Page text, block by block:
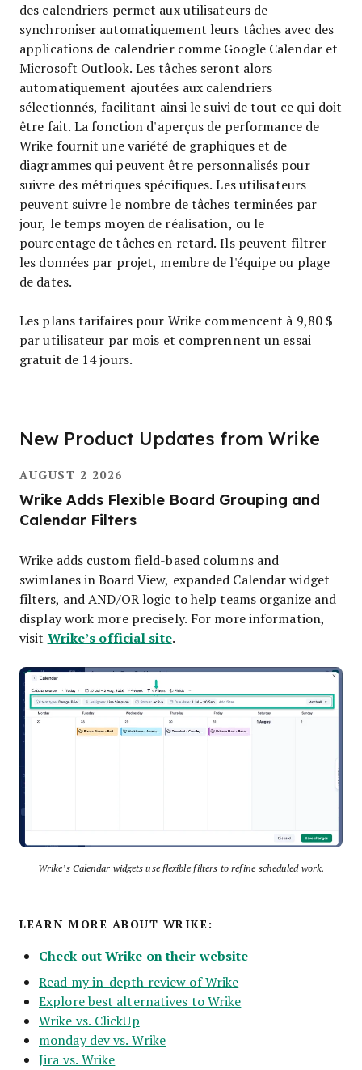
des calendriers permet aux utilisateurs de
synchroniser automatiquement leurs tâches avec des
applications de calendrier comme Google Calendar et
Microsoft Outlook. Les tâches seront alors
automatiquement ajoutées aux calendriers
sélectionnés, facilitant ainsi le suivi de tout ce qui doit
être fait. La fonction d'aperçus de performance de
Wrike fournit une variété de graphiques et de
diagrammes qui peuvent être personnalisés pour
suivre des métriques spécifiques. Les utilisateurs
peuvent suivre le nombre de tâches terminées par
jour, le temps moyen de réalisation, ou le
pourcentage de tâches en retard. Ils peuvent filtrer
les données par projet, membre de l'équipe ou plage
de dates.
Les plans tarifaires pour Wrike commencent à 9,80 $
par utilisateur par mois et comprennent un essai
gratuit de 14 jours.
New Product Updates from Wrike
Wrike’s Calendar widgets use flexible filters to refine scheduled work.
AUGUST 2 2026
Wrike Adds Flexible Board Grouping and
Calendar Filters
Wrike adds custom field-based columns and
swimlanes in Board View, expanded Calendar widget
filters, and AND/OR logic to help teams organize and
display work more precisely. For more information,
visit Wrike’s official site.
LEARN MORE ABOUT WRIKE:
Check out Wrike on their website
Read my in-depth review of Wrike
Explore best alternatives to Wrike
Wrike vs. ClickUp
monday dev vs. Wrike
Jira vs. Wrike